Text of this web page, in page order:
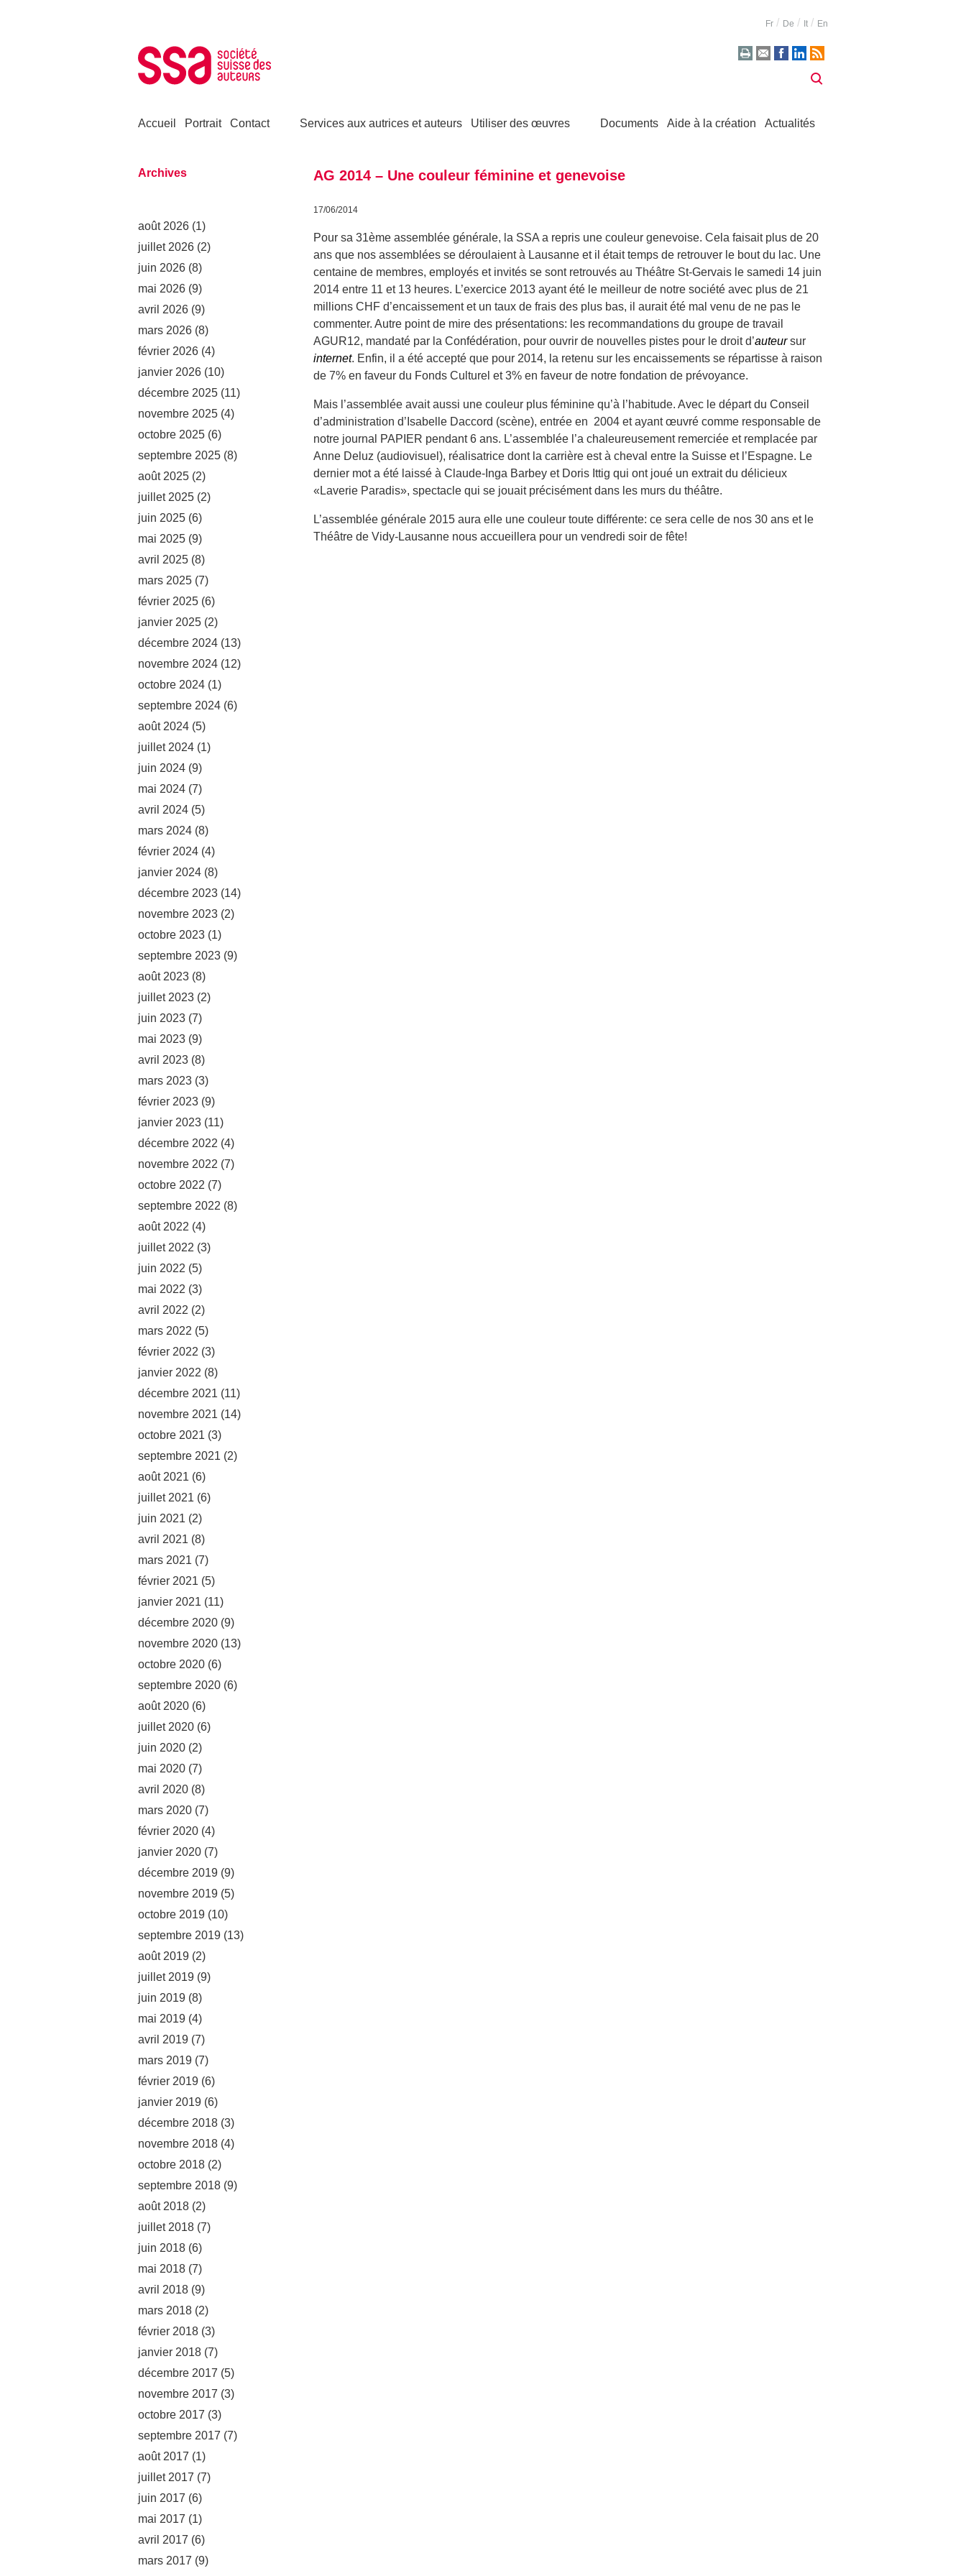
Fr De It En
Accueil Portrait Contact Services aux autrices et auteurs Utiliser des œuvres Documents Aide à la création Actualités
Archives
août 2026 (1)
juillet 2026 (2)
juin 2026 (8)
mai 2026 (9)
avril 2026 (9)
mars 2026 (8)
février 2026 (4)
janvier 2026 (10)
décembre 2025 (11)
novembre 2025 (4)
octobre 2025 (6)
septembre 2025 (8)
août 2025 (2)
juillet 2025 (2)
juin 2025 (6)
mai 2025 (9)
avril 2025 (8)
mars 2025 (7)
février 2025 (6)
janvier 2025 (2)
décembre 2024 (13)
novembre 2024 (12)
octobre 2024 (1)
septembre 2024 (6)
août 2024 (5)
juillet 2024 (1)
juin 2024 (9)
mai 2024 (7)
avril 2024 (5)
mars 2024 (8)
février 2024 (4)
janvier 2024 (8)
décembre 2023 (14)
novembre 2023 (2)
octobre 2023 (1)
septembre 2023 (9)
août 2023 (8)
juillet 2023 (2)
juin 2023 (7)
mai 2023 (9)
avril 2023 (8)
mars 2023 (3)
février 2023 (9)
janvier 2023 (11)
décembre 2022 (4)
novembre 2022 (7)
octobre 2022 (7)
septembre 2022 (8)
août 2022 (4)
juillet 2022 (3)
juin 2022 (5)
mai 2022 (3)
avril 2022 (2)
mars 2022 (5)
février 2022 (3)
janvier 2022 (8)
décembre 2021 (11)
novembre 2021 (14)
octobre 2021 (3)
septembre 2021 (2)
août 2021 (6)
juillet 2021 (6)
juin 2021 (2)
avril 2021 (8)
mars 2021 (7)
février 2021 (5)
janvier 2021 (11)
décembre 2020 (9)
novembre 2020 (13)
octobre 2020 (6)
septembre 2020 (6)
août 2020 (6)
juillet 2020 (6)
juin 2020 (2)
mai 2020 (7)
avril 2020 (8)
mars 2020 (7)
février 2020 (4)
janvier 2020 (7)
décembre 2019 (9)
novembre 2019 (5)
octobre 2019 (10)
septembre 2019 (13)
août 2019 (2)
juillet 2019 (9)
juin 2019 (8)
mai 2019 (4)
avril 2019 (7)
mars 2019 (7)
février 2019 (6)
janvier 2019 (6)
décembre 2018 (3)
novembre 2018 (4)
octobre 2018 (2)
septembre 2018 (9)
août 2018 (2)
juillet 2018 (7)
juin 2018 (6)
mai 2018 (7)
avril 2018 (9)
mars 2018 (2)
février 2018 (3)
janvier 2018 (7)
décembre 2017 (5)
novembre 2017 (3)
octobre 2017 (3)
septembre 2017 (7)
août 2017 (1)
juillet 2017 (7)
juin 2017 (6)
mai 2017 (1)
avril 2017 (6)
mars 2017 (9)
AG 2014 – Une couleur féminine et genevoise
17/06/2014
Pour sa 31ème assemblée générale, la SSA a repris une couleur genevoise. Cela faisait plus de 20
ans que nos assemblées se déroulaient à Lausanne et il était temps de retrouver le bout du lac. Une
centaine de membres, employés et invités se sont retrouvés au Théâtre St-Gervais le samedi 14 juin
2014 entre 11 et 13 heures. L’exercice 2013 ayant été le meilleur de notre société avec plus de 21
millions CHF d’encaissement et un taux de frais des plus bas, il aurait été mal venu de ne pas le
commenter. Autre point de mire des présentations: les recommandations du groupe de travail
AGUR12, mandaté par la Confédération, pour ouvrir de nouvelles pistes pour le droit d’auteursur
internet. Enfin, il a été accepté que pour 2014, la retenu sur les encaissements se répartisse à raison
de 7% en faveur du Fonds Culturel et 3% en faveur de notre fondation de prévoyance.
Mais l’assemblée avait aussi une couleur plus féminine qu’à l’habitude. Avec le départ du Conseil
d’administration d’Isabelle Daccord (scène), entrée en 2004 et ayant œuvré comme responsable de
notre journal PAPIER pendant 6 ans. L’assemblée l’a chaleureusement remerciée et remplacée par
Anne Deluz (audiovisuel), réalisatrice dont la carrière est à cheval entre la Suisse et l’Espagne. Le
dernier mot a été laissé à Claude-Inga Barbey et Doris Ittig qui ont joué un extrait du délicieux
«Laverie Paradis», spectacle qui se jouait précisément dans les murs du théâtre.
L’assemblée générale 2015 aura elle une couleur toute différente: ce sera celle de nos 30 ans et le
Théâtre de Vidy-Lausanne nous accueillera pour un vendredi soir de fête!